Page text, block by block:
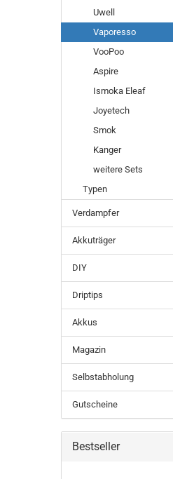
Uwell
Vaporesso
VooPoo
Aspire
Ismoka Eleaf
Joyetech
Smok
Kanger
weitere Sets
Typen
Verdampfer
Akkuträger
DIY
Driptips
Akkus
Magazin
Selbstabholung
Gutscheine
Bestseller